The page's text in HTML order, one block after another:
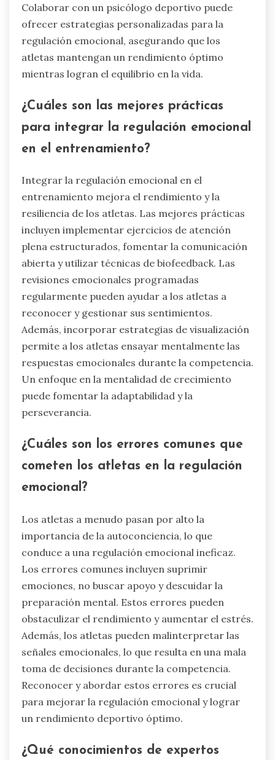
Colaborar con un psicólogo deportivo puede
ofrecer estrategias personalizadas para la
regulación emocional, asegurando que los
atletas mantengan un rendimiento óptimo
mientras logran el equilibrio en la vida.
¿Cuáles son las mejores prácticas
para integrar la regulación emocional
en el entrenamiento?
Integrar la regulación emocional en el
entrenamiento mejora el rendimiento y la
resiliencia de los atletas. Las mejores prácticas
incluyen implementar ejercicios de atención
plena estructurados, fomentar la comunicación
abierta y utilizar técnicas de biofeedback. Las
revisiones emocionales programadas
regularmente pueden ayudar a los atletas a
reconocer y gestionar sus sentimientos.
Además, incorporar estrategias de visualización
permite a los atletas ensayar mentalmente las
respuestas emocionales durante la competencia.
Un enfoque en la mentalidad de crecimiento
puede fomentar la adaptabilidad y la
perseverancia.
¿Cuáles son los errores comunes que
cometen los atletas en la regulación
emocional?
Los atletas a menudo pasan por alto la
importancia de la autoconciencia, lo que
conduce a una regulación emocional ineficaz.
Los errores comunes incluyen suprimir
emociones, no buscar apoyo y descuidar la
preparación mental. Estos errores pueden
obstaculizar el rendimiento y aumentar el estrés.
Además, los atletas pueden malinterpretar las
señales emocionales, lo que resulta en una mala
toma de decisiones durante la competencia.
Reconocer y abordar estos errores es crucial
para mejorar la regulación emocional y lograr
un rendimiento deportivo óptimo.
¿Qué conocimientos de expertos